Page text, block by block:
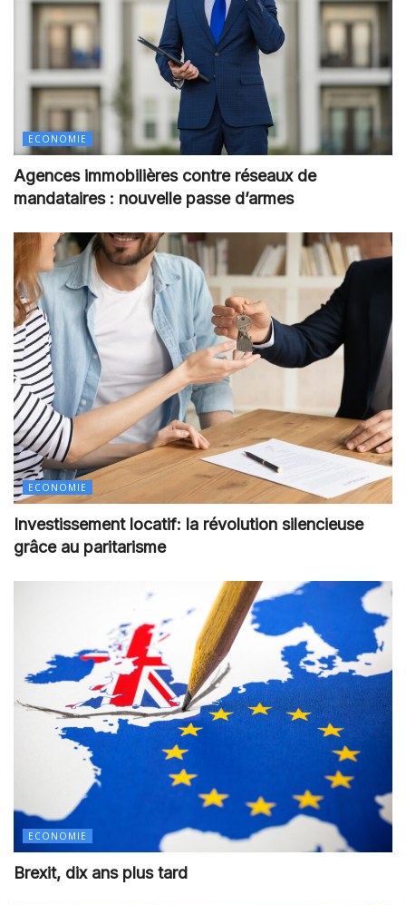
ECONOMIE
Agences immobilières contre réseaux de
mandataires : nouvelle passe d’armes
ECONOMIE
Investissement locatif: la révolution silencieuse
grâce au paritarisme
ECONOMIE
Brexit, dix ans plus tard